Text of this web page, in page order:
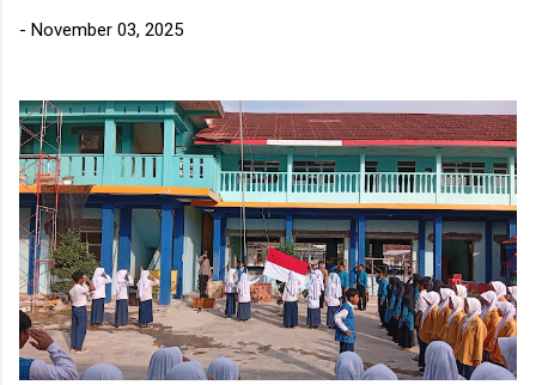
- November 03, 2025